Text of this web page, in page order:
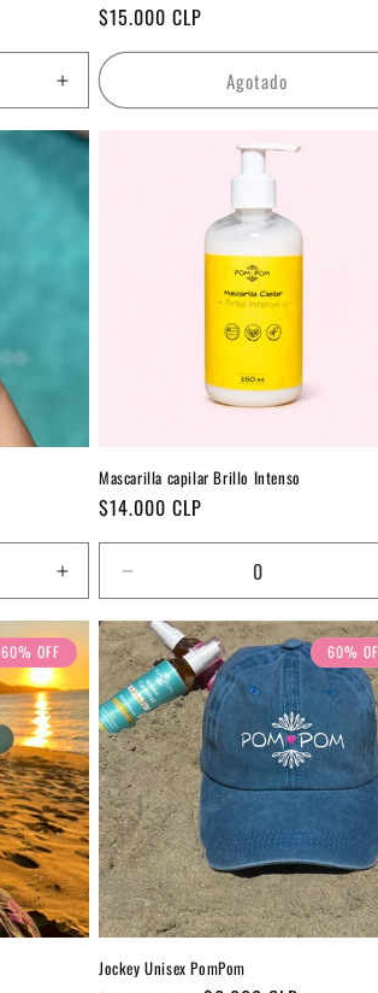
Aumentar
cantidad
para
Precio
habitual
$15.000 CLP
Agotado
Aumentar
cantidad
para
Default
Title
Mascarilla capilar Brillo Intenso
Precio
habitual
$14.000 CLP
cantidad
para
Default
Title
60% OFF 60%
Jockey Unisex PomPom